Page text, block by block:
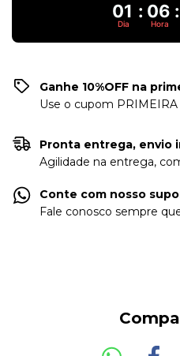
01 : 06 :
Dia Hora
Ganhe 10%OFF na
Use o cupom PRIMEIRA
Pronta entrega, envio
Agilidade na entrega,
Conte com nosso
Fale conosco sempre